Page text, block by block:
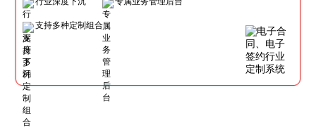
支持多种定制组合